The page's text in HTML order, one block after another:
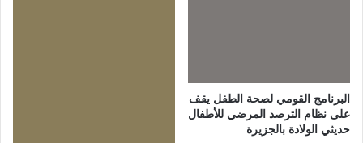
البرنامج القومي لصحة الطفل يقف
على نظام الترصد المرضي للأطفال
حديثي الولادة بالجزيرة